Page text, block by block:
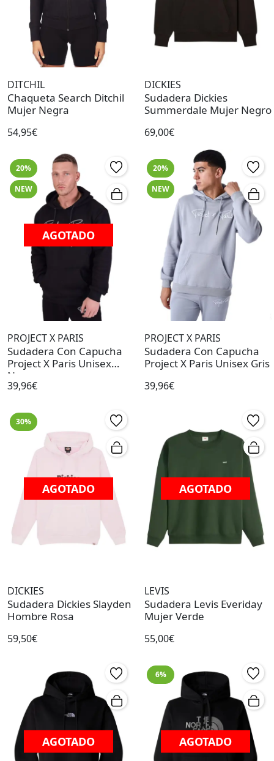
DITCHIL
Chaqueta Search Ditchil
Mujer Negra
54,95€
DICKIES
Sudadera Dickies
Summerdale Mujer Negro
69,00€
20%
NEW
AGOTADO
PROJECT X PARIS
Sudadera Con Capucha
Project X Paris Unisex
Negro
39,96€
20%
NEW
PROJECT X PARIS
Sudadera Con Capucha
Project X Paris Unisex Gris
39,96€
30%
AGOTADO
DICKIES
Sudadera Dickies Slayden
Hombre Rosa
59,50€
AGOTADO
LEVIS
Sudadera Levis Everiday
Mujer Verde
55,00€
AGOTADO
6%
AGOTADO